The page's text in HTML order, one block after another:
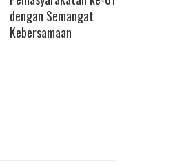
dengan Semangat
Kebersamaan